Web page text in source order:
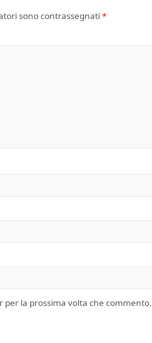
sono contrassegnati *
per la prossima volta che commento.